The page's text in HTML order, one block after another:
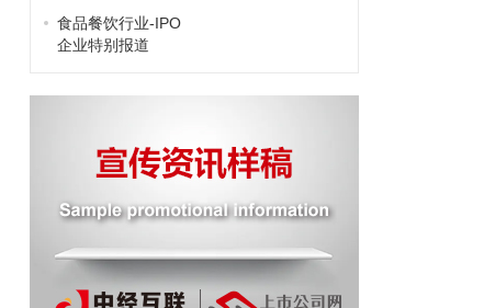
食品餐饮行业-IPO
企业特别报道